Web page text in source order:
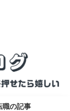
職の記事